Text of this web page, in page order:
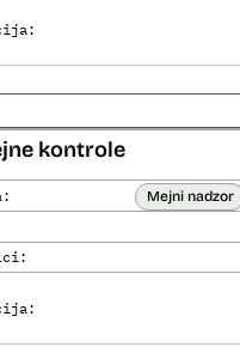
licence:
učinka na človekove pravice
kontrole
Mejni nadzor